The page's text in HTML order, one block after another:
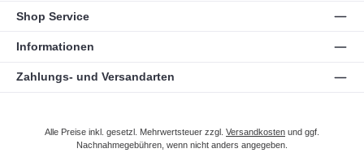
Shop Service
Informationen
Zahlungs- und Versandarten
Alle Preise inkl. gesetzl. Mehrwertsteuer zzgl. Versandkosten und ggf.
Nachnahmegebühren, wenn nicht anders angegeben.